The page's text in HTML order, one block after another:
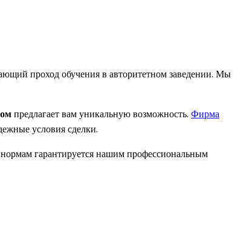
проход обучения в авторитетном заведении. Мы
предлагает вам уникальную возможность. Фирма
условия сделки.
гарантируется нашим профессиональным